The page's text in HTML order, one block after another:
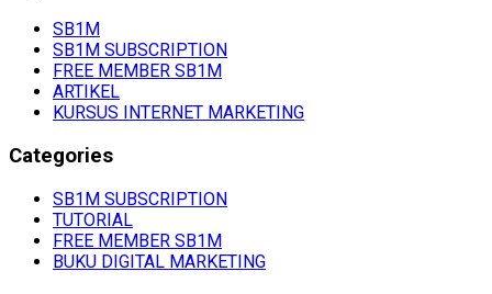
SB1M
SB1M SUBSCRIPTION
FREE MEMBER SB1M
ARTIKEL
KURSUS INTERNET MARKETING
Categories
SB1M SUBSCRIPTION
TUTORIAL
FREE MEMBER SB1M
BUKU DIGITAL MARKETING